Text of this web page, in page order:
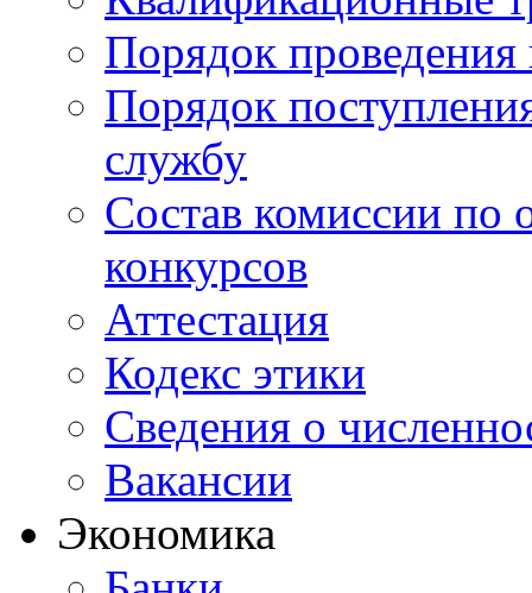
Порядок проведения
Порядок
службу
Состав комиссии по
конкурсов
Аттестация
Кодекс этики
Сведения о
Вакансии
Экономика